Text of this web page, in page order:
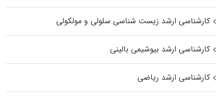
کارشناسی ارشد زیست شناسی سلولی و مولکولی
کارشناسی ارشد بیوشیمی بالینی
کارشناسی ارشد ریاضی